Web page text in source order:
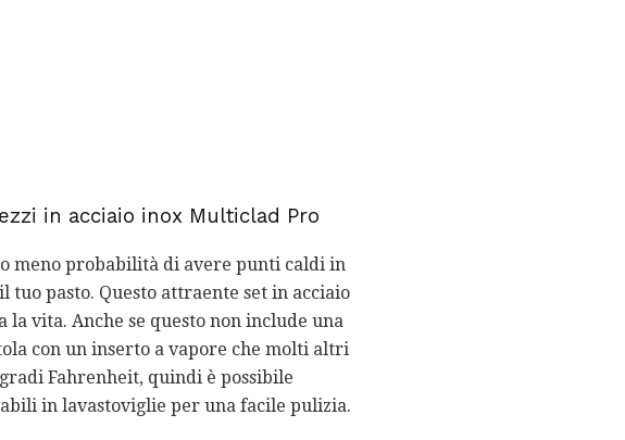
in acciaio inox Multiclad Pro
meno probabilità di avere punti caldi in
pasto. Questo attraente set in acciaio
vita. Anche se questo non include una
con un inserto a vapore che molti altri
Fahrenheit, quindi è possibile
in lavastoviglie per una facile pulizia.